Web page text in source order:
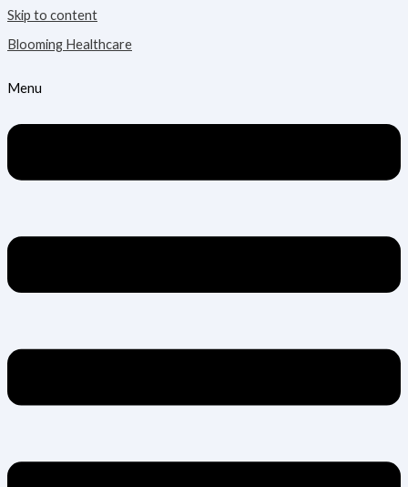
Skip to content
Blooming Healthcare
Menu